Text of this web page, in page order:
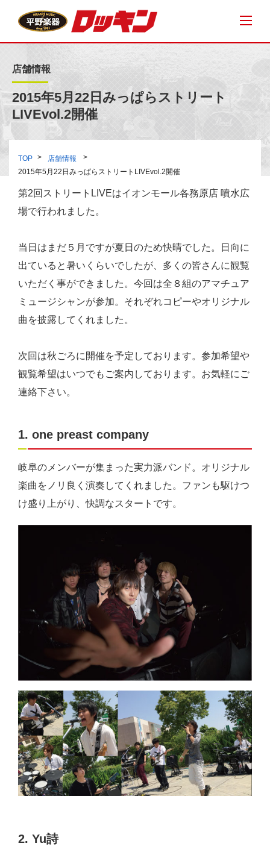
店舗情報
2015年5月22日みっぱらストリート
LIVEvol.2開催
TOP
店舗情報
2015年5月22日みっぱらストリートLIVEvol.2開催
第2回ストリートLIVEはイオンモール各務原店 噴水広
場で行われました。
当日はまだ５月ですが夏日のため快晴でした。日向に
出ていると暑いくらいでしたが、多くの皆さんに観覧
いただく事ができました。今回は全８組のアマチュア
ミュージシャンが参加。それぞれコピーやオリジナル
曲を披露してくれました。
次回は秋ごろに開催を予定しております。参加希望や
観覧希望はいつでもご案内しております。お気軽にご
連絡下さい。
1. one preast company
岐阜のメンバーが集まった実力派バンド。オリジナル
楽曲をノリ良く演奏してくれました。ファンも駆けつ
け盛り上がり、快調なスタートです。
2. Yu詩